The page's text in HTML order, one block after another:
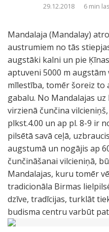
29.12.2018 6 min
Mandalaja (Mandalay)
austrumiem no tās
augstāki kalni un pie
aptuveni 5000 m
mīlestība, tomēr šoreiz to
gabalu. No Mandalajas
virzienā čunčina
plkst.4.00 un ap pl. 8-9 ir
pilsētā savā ceļā,
augstumā un nogājis ap
čunčināšanai vilcieniņā,
Mandalajas, kuru tomēr
tradicionāla Birmas
dzīve, tradīcijas, turklāt
budisma centru varbūt